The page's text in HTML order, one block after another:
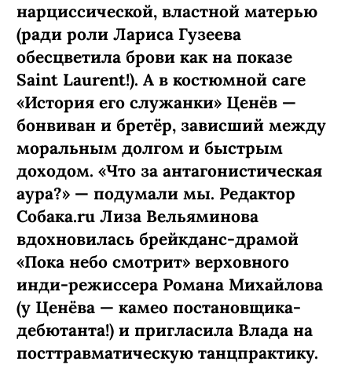
нарциссической, властной матерью
(ради роли Лариса Гузеева
обесцветила брови как на показе
Saint Laurent!). А в костюмной саге
«История его служанки» Ценёв —
бонвиван и бретёр, зависший между
моральным долгом и быстрым
доходом. «Что за антагонистическая
аура?» — подумали мы. Редактор
Собака.ru Лиза Вельяминова
вдохновилась брейкданс-­драмой
«Пока небо смотрит» верховного
инди-режиссера Романа Михайлова
(у Ценёва — камео постановщика-
дебютанта!) и пригласила Влада на
посттравматическую танцпрактику.